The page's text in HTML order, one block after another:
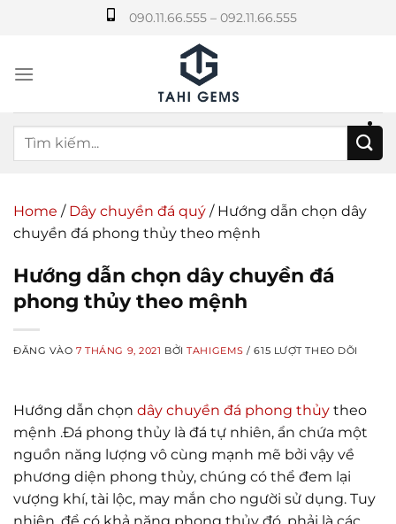
dung
090.11.66.555 – 092.11.66.555
Home / Dây chuyền đá quý / Hướng dẫn chọn dây
chuyền đá phong thủy theo mệnh
Hướng dẫn chọn dây chuyền đá
phong thủy theo mệnh
ĐĂNG VÀO7 THÁNG 9, 2021 BỞITAHIGEMS / 615 LƯỢT THEO DÕI
Hướng dẫn chọn dây chuyền đá phong thủy theo
mệnh .Đá phong thủy là đá tự nhiên, ẩn chứa một
nguồn năng lượng vô cùng mạnh mẽ bởi vậy về
phương diện phong thủy, chúng có thể đem lại
vượng khí, tài lộc, may mắn cho người sử dụng. Tuy